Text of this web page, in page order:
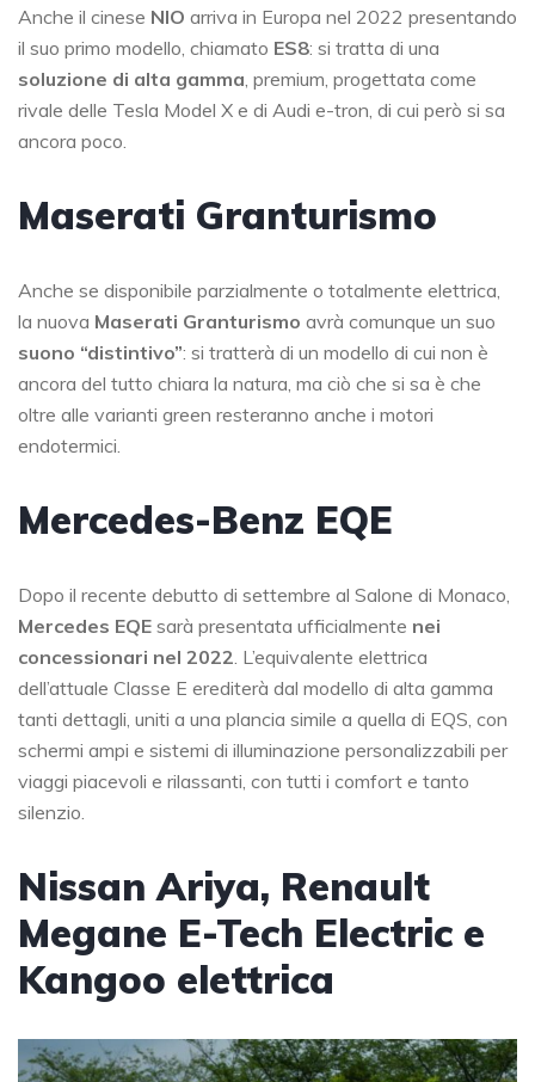
Anche il cinese NIO arriva in Europa nel 2022 presentando
il suo primo modello, chiamato ES8: si tratta di una
soluzione di alta gamma, premium, progettata come
rivale delle Tesla Model X e di Audi e-tron, di cui però si sa
ancora poco.
Maserati Granturismo
Anche se disponibile parzialmente o totalmente elettrica,
la nuova Maserati Granturismo avrà comunque un suo
suono “distintivo”: si tratterà di un modello di cui non è
ancora del tutto chiara la natura, ma ciò che si sa è che
oltre alle varianti green resteranno anche i motori
endotermici.
Mercedes-Benz EQE
Dopo il recente debutto di settembre al Salone di Monaco,
Mercedes EQE sarà presentata ufficialmente nei
concessionari nel 2022. L’equivalente elettrica
dell’attuale Classe E erediterà dal modello di alta gamma
tanti dettagli, uniti a una plancia simile a quella di EQS, con
schermi ampi e sistemi di illuminazione personalizzabili per
viaggi piacevoli e rilassanti, con tutti i comfort e tanto
silenzio.
Nissan Ariya, Renault
Megane E-Tech Electric e
Kangoo elettrica